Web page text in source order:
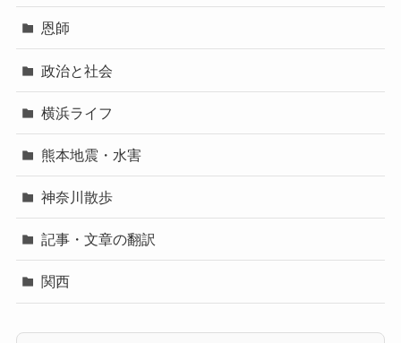
恩師
政治と社会
横浜ライフ
熊本地震・水害
神奈川散歩
記事・文章の翻訳
関西